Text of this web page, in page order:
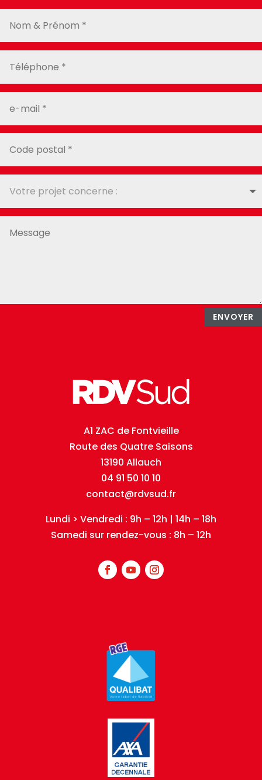
ENVOYER
A1 ZAC de Fontvieille
Route des Quatre Saisons
13190 Allauch
04 91 50 10 10
contact@rdvsud.fr
Lundi > Vendredi : 9h – 12h | 14h – 18h
Samedi sur rendez-vous : 8h – 12h